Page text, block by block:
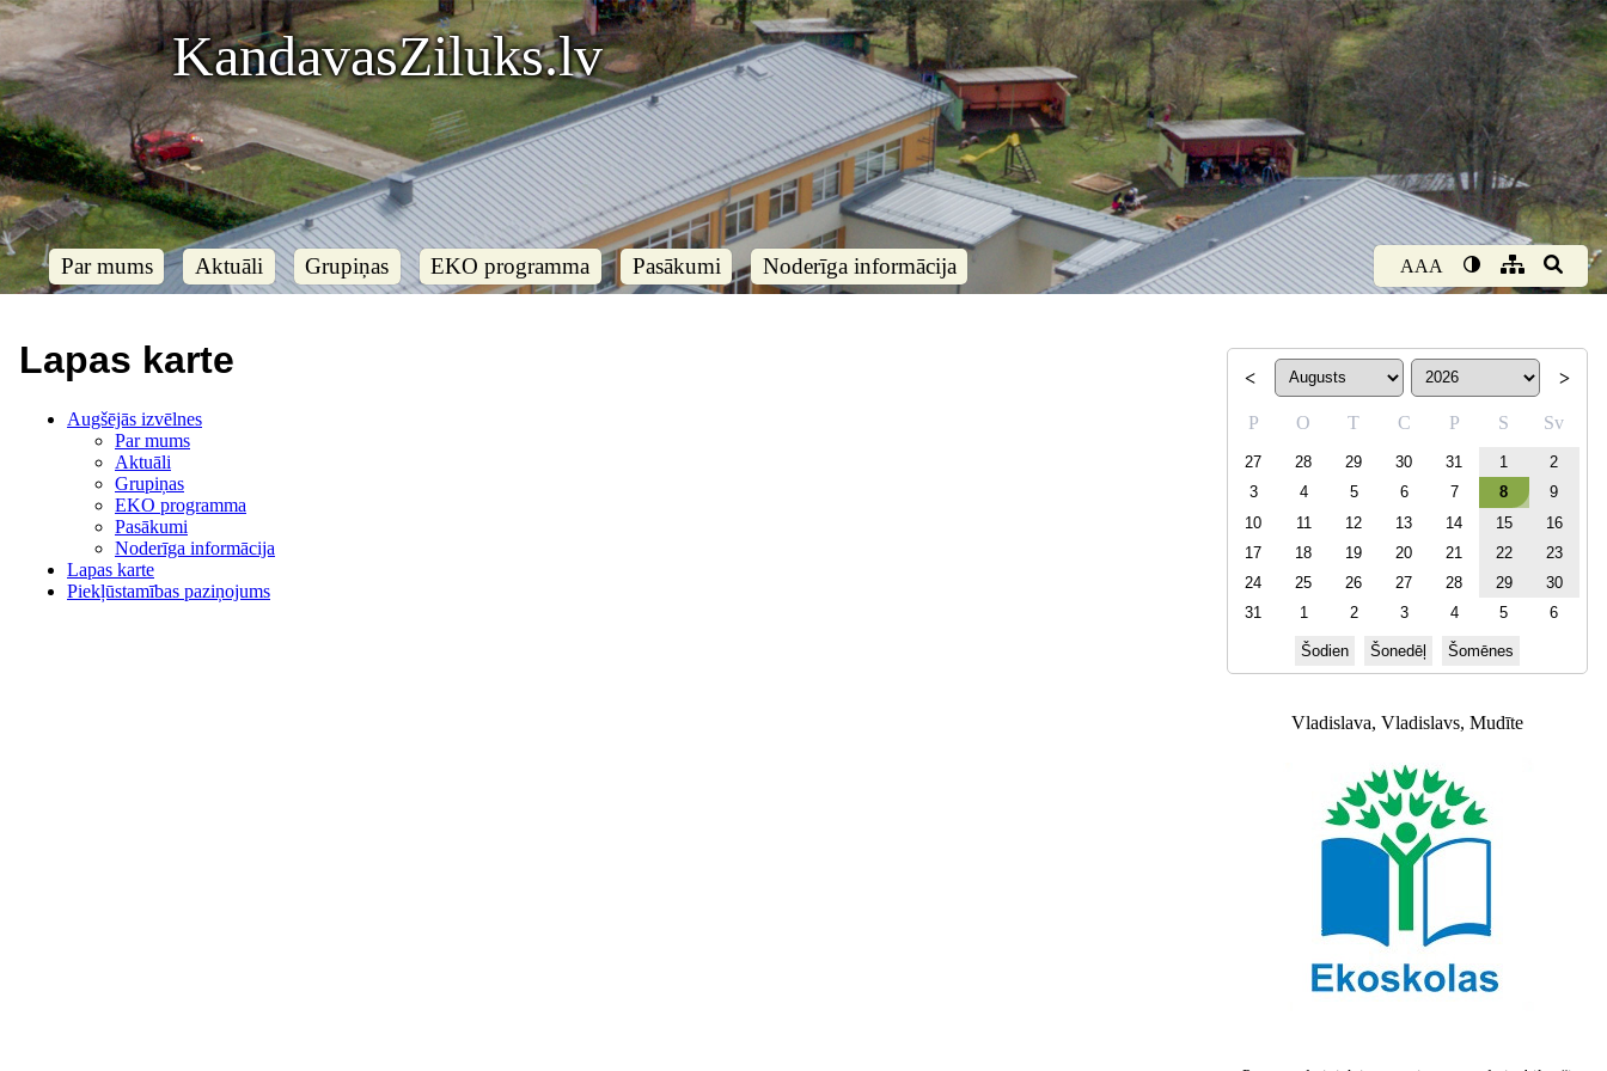
KandavasZiluks.lv
Par mums Aktuāli Grupiņas EKO programma Pasākumi Noderīga informācija AAA
Lapas karte
Augšējās izvēlnes
Par mums
Aktuāli
Grupiņas
EKO programma
Pasākumi
Noderīga informācija
Lapas karte
Piekļūstamības paziņojums
< >
P O T C P S Sv
27 28 29 30 31 1
2
3
4 5 6 7 8
9
10
11 12 13 14 15
16
17
18 19 20 21 22
23
24
25 26 27 28 29
30
31
1 2 3 4 5 6
Šodien Šonedēļ Šomēnes
Vladislava, Vladislavs, Mudīte